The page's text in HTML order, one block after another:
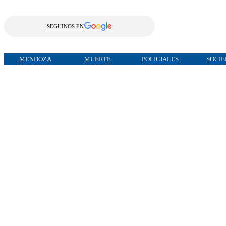
SEGUINOS EN
MENDOZA MUERTE POLICIALES